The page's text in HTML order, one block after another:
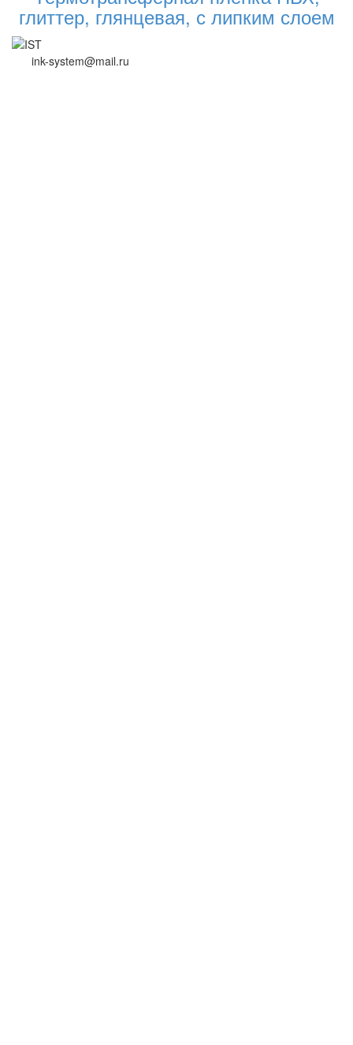
глиттер, глянцевая, с липким слоем
ink-system@mail.ru